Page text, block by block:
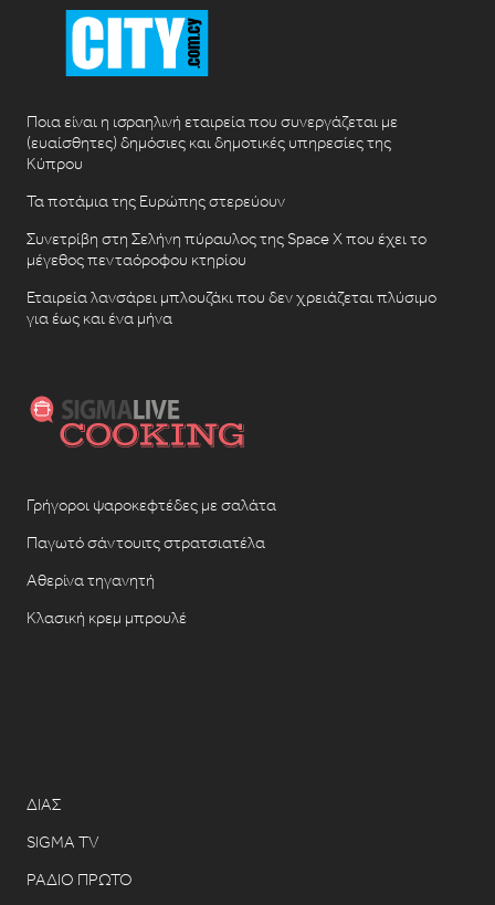
Ποια είναι η ισραηλινή εταιρεία που συνεργάζεται με
(ευαίσθητες) δημόσιες και δημοτικές υπηρεσίες της
Κύπρου
Τα ποτάμια της Ευρώπης στερεύουν
Συνετρίβη στη Σελήνη πύραυλος της Space X που έχει το
μέγεθος πενταόροφου κτηρίου
Εταιρεία λανσάρει μπλουζάκι που δεν χρειάζεται πλύσιμο
για έως και ένα μήνα
Γρήγοροι ψαροκεφτέδες με σαλάτα
Παγωτό σάντουιτς στρατσιατέλα
Αθερίνα τηγανητή
Κλασική κρεμ μπρουλέ
ΔΙΑΣ
SIGMA TV
ΡΑΔΙΟ ΠΡΩΤΟ